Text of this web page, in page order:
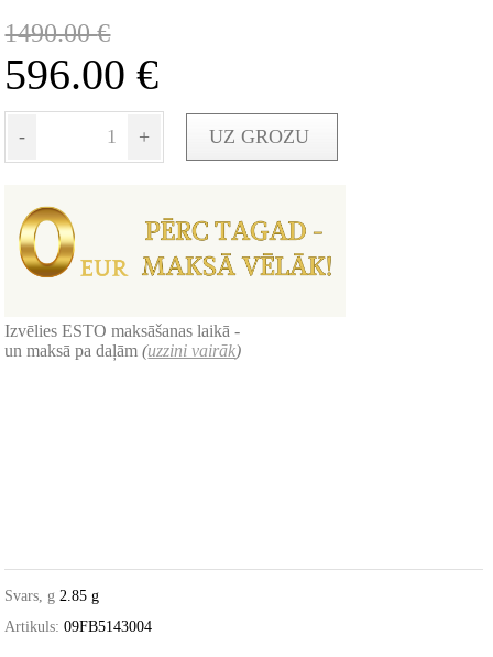
1490.00€
596.00€
- + UZ GROZU
Izvēlies ESTO maksāšanas laikā -
un maksā pa daļām(uzzini vairāk)
Svars, g 2.85 g
Artikuls: 09FB5143004